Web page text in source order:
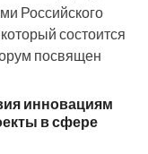
Российского
состоится
посвящен
инновациям
в сфере